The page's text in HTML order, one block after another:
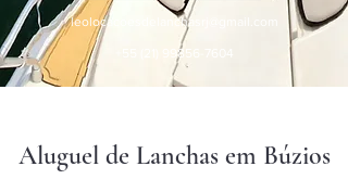
leolocacoesdelanchasrj@gmail.com
+55 (21) 99856-7604
Aluguel de Lanchas em Búzios